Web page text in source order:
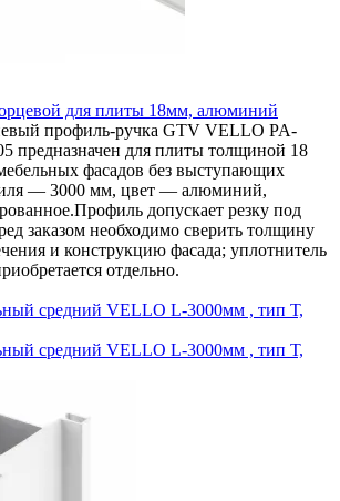
для плиты 18мм, алюминий
профиль-ручка GTV VELLO PA-
предназначен для плиты толщиной 18
фасадов без выступающих
— 3000 мм, цвет — алюминий,
допускает резку под
заказом необходимо сверить толщину
и конструкцию фасада; уплотнитель
отдельно.
средний VELLO L-3000мм , тип Т,
средний VELLO L-3000мм , тип Т,